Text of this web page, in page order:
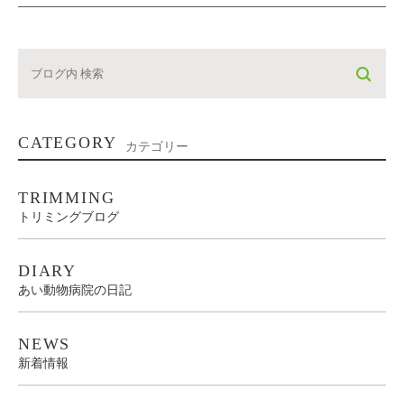
CATEGORY カテゴリー
TRIMMING
トリミングブログ
DIARY
あい動物病院の日記
NEWS
新着情報